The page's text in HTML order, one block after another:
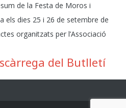
de la Festa de Moros i
els dies 25 i 26 de setembre de
organitzats per l’Associació
del Butlletí